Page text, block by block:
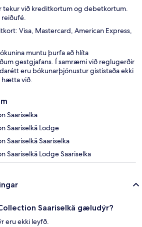
tekur við kreditkortum og debetkortum.
reiðufé.
Visa, Mastercard, American Express,
muntu þurfa að hlíta
gestgjafans. Í samræmi við reglugerðir
eru bókunarþjónustur gististaða ekki
hætta við.
Saariselka
Saariselkä Lodge
Saariselkä Saariselka
Saariselkä Lodge Saariselka
Saariselkä gæludýr?
eru ekki leyfð.